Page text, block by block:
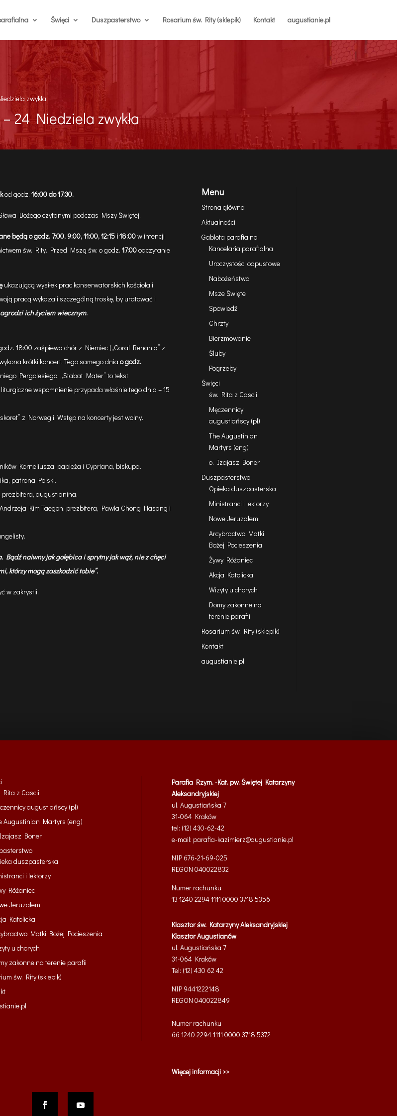
Święci Duszpasterstwo Rosarium św. Rity (sklepik) Kontakt augustianie.pl
zwykła
24 Niedziela zwykła
od godz. 16:00 do 17:30.
Bożego czytanymi podczas Mszy Świętej.
będą o godz. 7:00, 9:00, 11:00, 12:15 i 18:00w intencji
św. Rity. Przed Mszą św. o godz. 17:00odczytanie
ukazującą wysiłek prac konserwatorskich kościoła i
pracą wykazali szczególną troskę, by uratować i
ich życiem wiecznym.
18:00 zaśpiewa chór z Niemiec („Coral Renania” z
krótki koncert. Tego samego dnia o godz.
Pergolesiego. „Stabat Mater” to tekst
wspomnienie przypada właśnie tego dnia – 15
z Norwegii. Wstęp na koncerty jest wolny.
Korneliusza, papieża i Cypriana, biskupa.
patrona Polski.
prezbitera, augustianina.
Kim Taegon, prezbitera, Pawła Chong Hasang i
Bądź naiwny jak gołębica i sprytny jak wąż, nie z chęci
którzy mogą zaszkodzić tobie”.
w zakrystii.
Menu
Strona główna
Aktualności
Gablota parafialna
Kancelaria parafialna
Uroczystości odpustowe
Nabożeństwa
Msze Święte
Spowiedź
Chrzty
Bierzmowanie
Śluby
Pogrzeby
Święci
św. Rita z Cascii
Męczennicy
augustiańscy (pl)
The Augustinian
Martyrs (eng)
o. Izajasz Boner
Duszpasterstwo
Opieka duszpasterska
Ministranci i lektorzy
Nowe Jeruzalem
Arcybractwo Matki
Bożej Pocieszenia
Żywy Różaniec
Akcja Katolicka
Wizyty u chorych
Domy zakonne na
terenie parafii
Rosarium św. Rity (sklepik)
Kontakt
augustianie.pl
Rita z Cascii
augustiańscy (pl)
Augustinian Martyrs (eng)
Boner
duszpasterska
i lektorzy
Różaniec
Jeruzalem
Katolicka
Matki Bożej Pocieszenia
u chorych
zakonne na terenie parafii
św. Rity (sklepik)
Parafia Rzym. -Kat. pw. Świętej Katarzyny
Aleksandryjskiej
ul. Augustiańska 7
31-064 Kraków
tel: (12) 430-62-42
e-mail: parafia-kazimierz@augustianie.pl
NIP 676-21-69-025
REGON 040022832
Numer rachunku
13 1240 2294 1111 0000 3718 5356
Klasztor św. Katarzyny Aleksandryjskiej
Klasztor Augustianów
ul. Augustiańska 7
31-064 Kraków
Tel: (12) 430 62 42
NIP 9441222148
REGON 040022849
Numer rachunku
66 1240 2294 1111 0000 3718 5372
Więcej informacji >>